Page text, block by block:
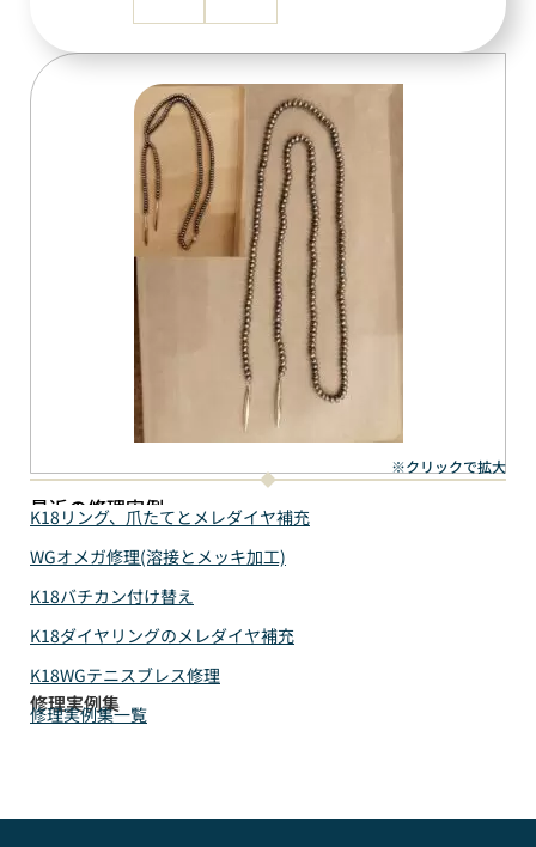
※クリックで拡大
最近の修理実例
K18リング、爪たてとメレダイヤ補充
WGオメガ修理(溶接とメッキ加工)
K18バチカン付け替え
K18ダイヤリングのメレダイヤ補充
K18WGテニスブレス修理
修理実例集
修理実例集一覧